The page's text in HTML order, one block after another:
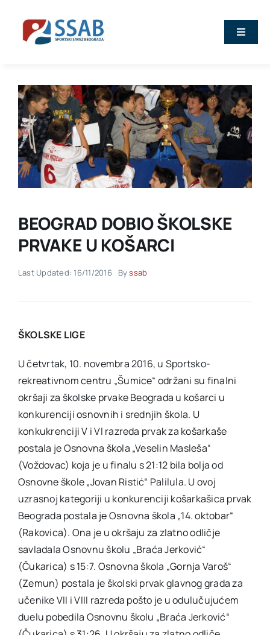
content
Toggle
O nama
Sport
Kalendar
Članovi
Kontakt
BEOGRAD DOBIO ŠKOLSKE
PRVAKE U KOŠARCI
Last Updated: 16/11/2016 Byssab
ŠKOLSKE LIGE
U četvrtak, 10. novembra 2016, u Sportsko-
rekreativnom centru „Šumice“ održani su finalni
okršaji za školske prvake Beograda u košarci u
konkurenciji osnovnih i srednjih škola. U
konkukrenciji V i VI razreda prvak za košarkaše
postala je Osnovna škola „Veselin Masleša“
(Voždovac) koja je u finalu s 21:12 bila bolja od
Osnovne škole „Jovan Ristić“ Palilula. U ovoj
uzrasnoj kategoriji u konkurenciji košarkašica prvak
Beograda postala je Osnovna škola „14. oktobar“
(Rakovica). Ona je u okršaju za zlatno odličje
savladala Osnovnu školu „Braća Jerković“
(Čukarica) s 15:7. Osnovna škola „Gornja Varoš“
(Zemun) postala je školski prvak glavnog grada za
učenike VII i VIII razreda pošto je u odulučujućem
duelu pobedila Osnovnu školu „Braća Jerković“